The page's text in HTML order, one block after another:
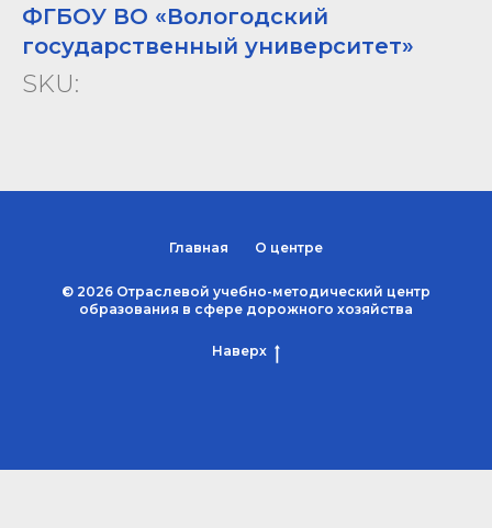
ФГБОУ ВО «Вологодский
государственный университет»
SKU:
Главная О центре
© 2026 Отраслевой учебно-методический центр
образования в сфере дорожного хозяйства
Наверх